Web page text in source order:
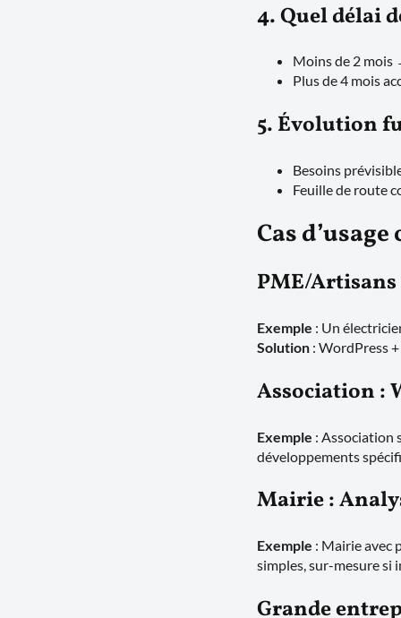
4. Quel délai
Moins de 2
Plus de 4 mois
5. Évolution
Besoins
Feuille de route
Cas
PME/Artisans
Exemple : Un
Solution : WordPress
Association :
Exemple : Association
développements
Mairie :
Exemple : Mairie avec
simples, sur-mesure si
Grande